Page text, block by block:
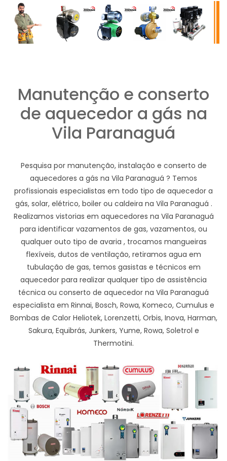
Manutenção e conserto
de aquecedor a gás na
Vila Paranaguá
Pesquisa por manutenção, instalação e conserto de
aquecedores a gás na Vila Paranaguá ? Temos
profissionais especialistas em todo tipo de aquecedor a
gás, solar, elétrico, boiler ou caldeira na Vila Paranaguá .
Realizamos vistorias em aquecedores na Vila Paranaguá
para identificar vazamentos de gas, vazamentos, ou
qualquer outo tipo de avaria , trocamos mangueiras
flexíveis, dutos de ventilação, retiramos agua em
tubulação de gas, temos gasistas e técnicos em
aquecedor para realizar qualquer tipo de assistência
técnica ou conserto de aquecedor na Vila Paranaguá
especialista em Rinnai, Bosch, Rowa, Komeco, Cumulus e
Bombas de Calor Heliotek, Lorenzetti, Orbis, Inova, Harman,
Sakura, Equibrás, Junkers, Yume, Rowa, Soletrol e
Thermotini.